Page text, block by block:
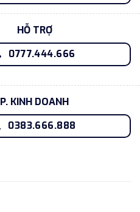
HỖ TRỢ
0777.444.666
P. KINH DOANH
0383.666.888